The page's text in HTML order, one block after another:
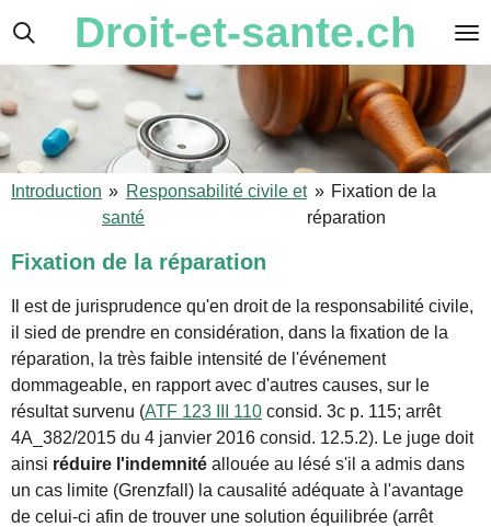
Passer
contenu
principal
Droit-et-sante.ch
Introduction » Responsabilité civile et
santé
» Fixation de la
réparation
Fixation de la réparation
Il est de jurisprudence qu'en droit de la responsabilité civile,
il sied de prendre en considération, dans la fixation de la
réparation, la très faible intensité de l'événement
dommageable, en rapport avec d'autres causes, sur le
résultat survenu (ATF 123 III 110 consid. 3c p. 115; arrêt
4A_382/2015 du 4 janvier 2016 consid. 12.5.2). Le juge doit
ainsi réduire l'indemnité allouée au lésé s'il a admis dans
un cas limite (Grenzfall) la causalité adéquate à l'avantage
de celui-ci afin de trouver une solution équilibrée (arrêt